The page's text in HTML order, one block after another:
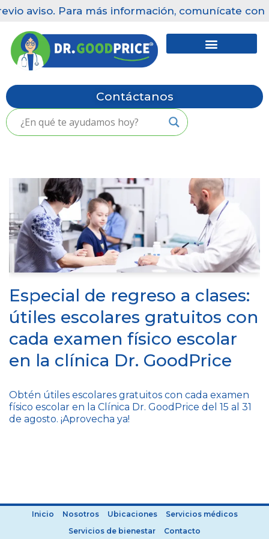
Saltar
al
contenido
aviso. Para más información, comunícate con
Contáctanos
Especial de regreso a clases:
útiles escolares gratuitos con
cada examen físico escolar
en la clínica Dr. GoodPrice
Obtén útiles escolares gratuitos con cada examen
físico escolar en la Clínica Dr. GoodPrice del 15 al 31
de agosto. ¡Aprovecha ya!
Inicio Nosotros Ubicaciones
Servicios médicos
Servicios de bienestar
Contacto